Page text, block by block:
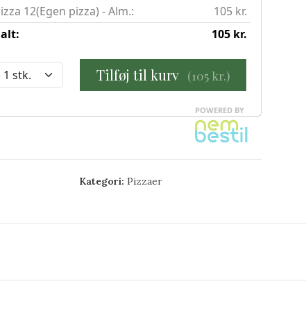
Kategori: Pizzaer